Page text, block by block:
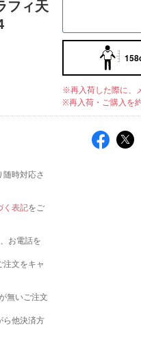
フィ天
※再入荷した際に、
※再入荷・ご購入を
随時対応さ
く表記をご
お電話を
注文をキャ
無いご注文
ら他決済方